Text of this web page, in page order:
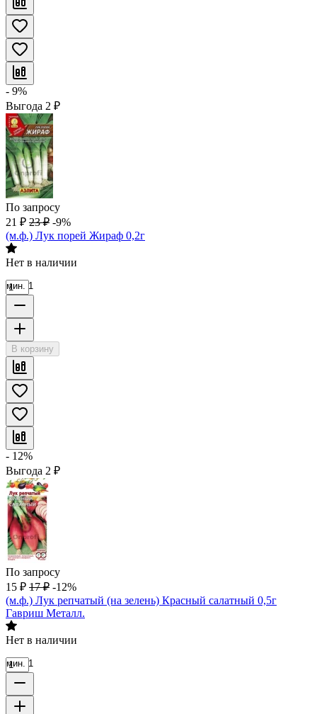
- 9%
Выгода 2 ₽
По запросу
21 ₽ 23 ₽ -9%
(м.ф.) Лук порей Жираф 0,2г
Нет в наличии
мин. 1
В корзину
- 12%
Выгода 2 ₽
По запросу
15 ₽ 17 ₽ -12%
(м.ф.) Лук репчатый (на зелень) Красный салатный 0,5г
Гавриш Металл.
Нет в наличии
мин. 1